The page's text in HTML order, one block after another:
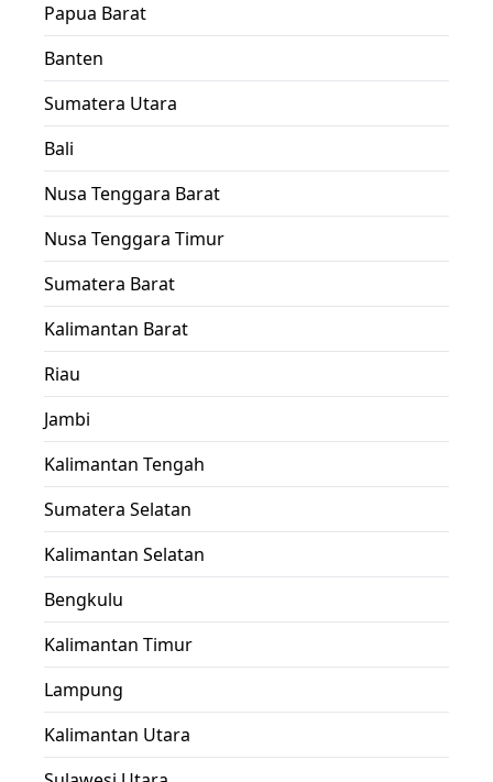
Papua Barat
Banten
Sumatera Utara
Bali
Nusa Tenggara Barat
Nusa Tenggara Timur
Sumatera Barat
Kalimantan Barat
Riau
Jambi
Kalimantan Tengah
Sumatera Selatan
Kalimantan Selatan
Bengkulu
Kalimantan Timur
Lampung
Kalimantan Utara